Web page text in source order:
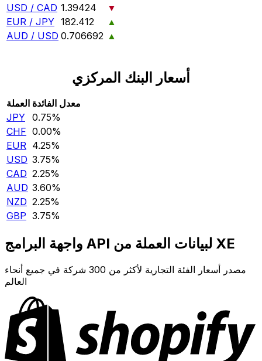
USD / CAD 1.39424
▼
EUR / JPY 182.412
▲
AUD / USD 0.706692 ▲
أسعار البنك المركزي
العملة معدل الفائدة
JPY 0.75‎%‎
CHF 0.00‎%‎
EUR 4.25‎%‎
USD 3.75‎%‎
CAD 2.25‎%‎
AUD 3.60‎%‎
NZD 2.25‎%‎
GBP 3.75‎%‎
واجهة البرامج API لبيانات العملة من XE
مصدر أسعار الفئة التجارية لأكثر من 300 شركة في جميع أنحاء
العالم